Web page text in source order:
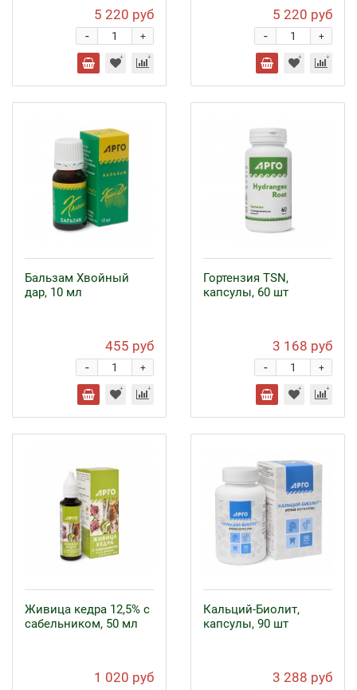
5 220 руб
+
-
5 220 руб
+
-
Бальзам Хвойный
дар, 10 мл
455 руб
+
-
Гортензия TSN,
капсулы, 60 шт
3 168 руб
+
-
Живица кедра 12,5% с
сабельником, 50 мл
1 020 руб
Кальций-Биолит,
капсулы, 90 шт
3 288 руб